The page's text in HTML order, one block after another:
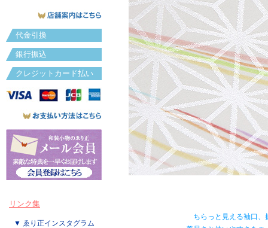
代金引換
銀行振込
クレジットカード払い
リンク集
▼ ゑり正インスタグラム
ちらっと見える袖口